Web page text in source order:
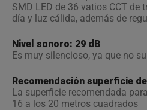
SMD LED de 36 vatios CCT de
día y luz cálida, además de
Nivel sonoro: 29 dB
Es muy silencioso, ya que no
Recomendación superficie de
La superficie recomendada
16 a los 20 metros cuadrados